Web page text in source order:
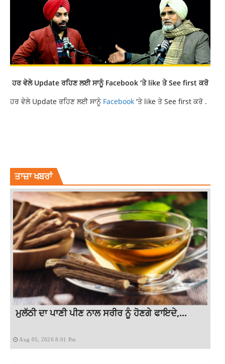
ਹਰ ਵੇਲੇ Update ਰਹਿਣ ਲਈ ਸਾਨੂੰ Facebook‘ਤੇ like ਤੇ See first ਕਰੋ
ਹਰ ਵੇਲੇ Update ਰਹਿਣ ਲਈ ਸਾਨੂੰ Facebook 'ਤੇ like ਤੇ See first ਕਰੋ .
ਤਾਜ਼ਾ ਖਬਰਾਂ
ਮੁਲੱਠੀ ਦਾ ਪਾਣੀ ਪੀਣ ਨਾਲ ਸਰੀਰ ਨੂੰ ਹੋਣਗੇ ਫਾਇਦੇ,...
Aug 05, 2026 8:01 Pm